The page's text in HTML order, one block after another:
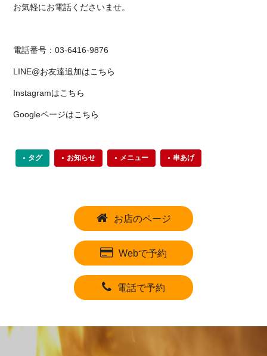
お気軽にお電話くださいませ。
電話番号：03-6416-9876
LINE@お友達追加はこちら
Instagramはこちら
Googleページはこちら
タグ お知らせ メニュー 串あげ
お店のページ
Webで予約
電話で予約